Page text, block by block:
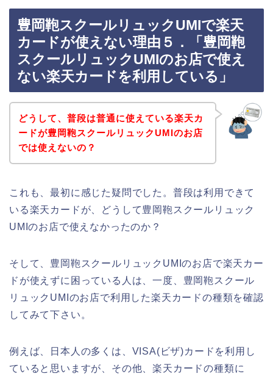
豊岡鞄スクールリュックUMIで楽天
カードが使えない理由５．「豊岡鞄
スクールリュックUMIのお店で使え
ない楽天カードを利用している」
どうして、普段は普通に使えている楽天カ
ードが豊岡鞄スクールリュックUMIのお店
では使えないの？
これも、最初に感じた疑問でした。普段は利用できて
いる楽天カードが、どうして豊岡鞄スクールリュック
UMIのお店で使えなかったのか？
そして、豊岡鞄スクールリュックUMIのお店で楽天カー
ドが使えずに困っている人は、一度、豊岡鞄スクール
リュックUMIのお店で利用した楽天カードの種類を確認
してみて下さい。
例えば、日本人の多くは、VISA(ビザ)カードを利用し
ていると思いますが、その他、楽天カードの種類に